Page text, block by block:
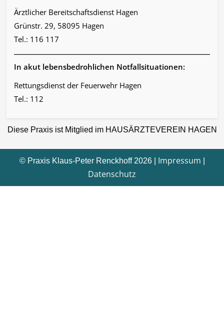
Ärztlicher Bereitschaftsdienst Hagen
Grünstr. 29, 58095 Hagen
Tel.: 116 117
In akut lebensbedrohlichen Notfallsituationen:
Rettungsdienst der Feuerwehr Hagen
Tel.: 112
Diese Praxis ist Mitglied im HAUSÄRZTEVEREIN HAGEN
© Praxis Klaus-Peter Renckhoff 2026 | Impressum
Datenschutz